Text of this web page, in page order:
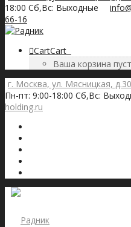
18:00 Сб,Вс: Выходные
66-16
CartCart
Ваша корзина
г. Москва, ул. Мясницкая,
Пн-пт: 9:00-18:00 Сб,Вс:
holding.ru